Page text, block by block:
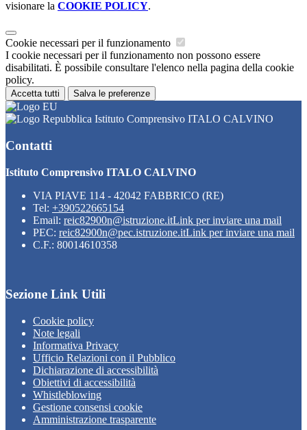
visionare la COOKIE POLICY.
Cookie necessari per il funzionamento
I cookie necessari per il funzionamento non possono essere
disabilitati. È possibile consultare l'elenco nella pagina della cookie
policy.
Accetta tutti Salva le preferenze
Istituto Comprensivo ITALO CALVINO
Contatti
Istituto Comprensivo ITALO CALVINO
VIA PIAVE 114 - 42042 FABBRICO (RE)
Tel: +390522665154
Email: reic82900n@istruzione.itLink per inviare una mail
PEC: reic82900n@pec.istruzione.itLink per inviare una mail
C.F.: 80014610358
Sezione Link Utili
Cookie policy
Note legali
Informativa Privacy
Ufficio Relazioni con il Pubblico
Dichiarazione di accessibilità
Obiettivi di accessibilità
Whistleblowing
Gestione consensi cookie
Amministrazione trasparente